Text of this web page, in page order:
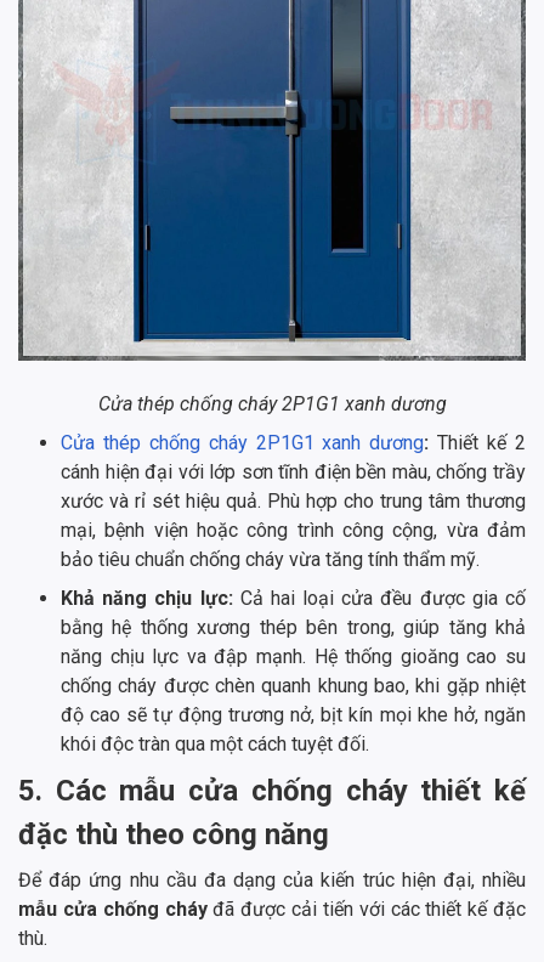
Cửa thép chống cháy 2P1G1 xanh dương
Cửa thép chống cháy 2P1G1 xanh dương: Thiết kế 2
cánh hiện đại với lớp sơn tĩnh điện bền màu, chống trầy
xước và rỉ sét hiệu quả. Phù hợp cho trung tâm thương
mại, bệnh viện hoặc công trình công cộng, vừa đảm
bảo tiêu chuẩn chống cháy vừa tăng tính thẩm mỹ.
Khả năng chịu lực: Cả hai loại cửa đều được gia cố
bằng hệ thống xương thép bên trong, giúp tăng khả
năng chịu lực va đập mạnh. Hệ thống gioăng cao su
chống cháy được chèn quanh khung bao, khi gặp nhiệt
độ cao sẽ tự động trương nở, bịt kín mọi khe hở, ngăn
khói độc tràn qua một cách tuyệt đối.
5. Các mẫu cửa chống cháy thiết kế
đặc thù theo công năng
Để đáp ứng nhu cầu đa dạng của kiến trúc hiện đại, nhiều
mẫu cửa chống cháyđã được cải tiến với các thiết kế đặc
thù.